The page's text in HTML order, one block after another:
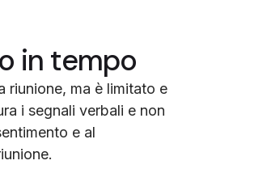
in tempo
riunione, ma è limitato e
i segnali verbali e non
e al